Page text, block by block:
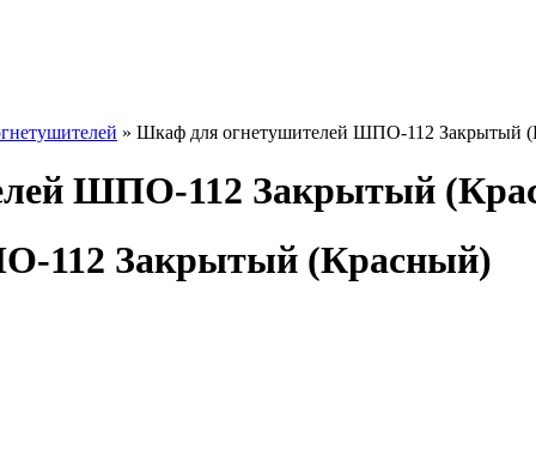
» Шкаф для огнетушителей ШПО-112 Закрытый
ШПО-112 Закрытый
112 Закрытый (Красный)